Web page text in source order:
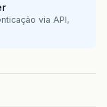
via API,